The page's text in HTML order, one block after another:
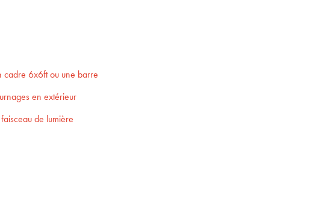
cadre 6x6ft ou une barre
en extérieur
de lumière